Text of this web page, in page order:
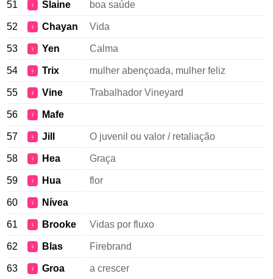
51 ♀ Slaine boa saúde
52 ♀ Chayan Vida
53 ♀ Yen Calma
54 ♀ Trix mulher abençoada, mulher feliz
55 ♀ Vine Trabalhador Vineyard
56 ♀ Mafe
57 ♀ Jill O juvenil ou valor / retaliação
58 ♀ Hea Graça
59 ♀ Hua flor
60 ♀ Nívea
61 ♀ Brooke Vidas por fluxo
62 ♀ Blas Firebrand
63 ♀ Groa a crescer